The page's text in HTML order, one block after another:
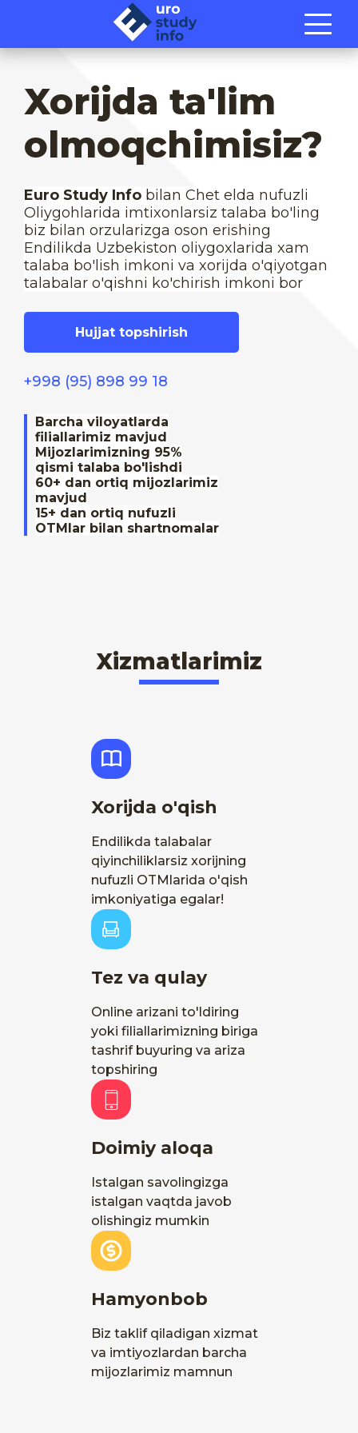
Xorijda ta'lim
olmoqchimisiz?
Euro Study Info bilan Chet elda nufuzli
Oliygohlarida imtixonlarsiz talaba bo'ling
biz bilan orzularizga oson erishing
Endilikda Uzbekiston oliygoxlarida xam
talaba bo'lish imkoni va xorijda o'qiyotgan
talabalar o'qishni ko'chirish imkoni bor
Hujjat topshirish
+998 (95) 898 99 18
Barcha viloyatlarda
filiallarimiz mavjud
Mijozlarimizning 95%
qismi talaba bo'lishdi
60+ dan ortiq mijozlarimiz
mavjud
15+ dan ortiq nufuzli
OTMlar bilan shartnomalar
Xizmatlarimiz
Xorijda o'qish
Endilikda talabalar
qiyinchiliklarsiz xorijning
nufuzli OTMlarida o'qish
imkoniyatiga egalar!
Tez va qulay
Online arizani to'ldiring
yoki filiallarimizning biriga
tashrif buyuring va ariza
topshiring
Doimiy aloqa
Istalgan savolingizga
istalgan vaqtda javob
olishingiz mumkin
Hamyonbob
Biz taklif qiladigan xizmat
va imtiyozlardan barcha
mijozlarimiz mamnun